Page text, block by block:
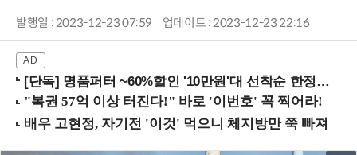
발행일 : 2023-12-23 07:59 업데이트 : 2023-12-23 22:16
[단독] 명품퍼터 ~60%할인 '10만원'대 선착순 한정판매!